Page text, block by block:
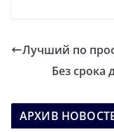
Лучший по
Без срока
АРХИВ